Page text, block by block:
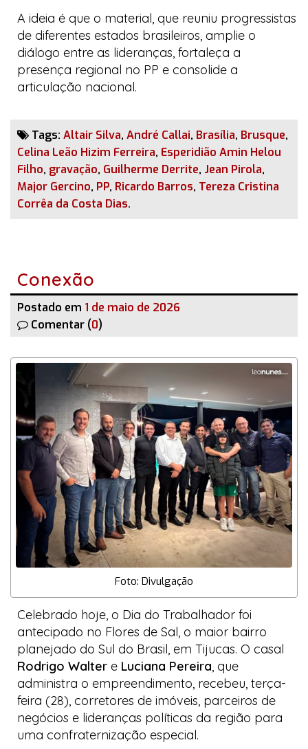
A ideia é que o material, que reuniu progressistas
de diferentes estados brasileiros, amplie o
diálogo entre as lideranças, fortaleça a
presença regional no PP e consolide a
articulação nacional.
Tags: Altair Silva, André Callai, Brasília, Brusque,
Celina Leão Hizim Ferreira, Esperidião Amin Helou
Filho, gravação, Guilherme Derrite, Jean Pirola,
Major Gercino, PP, Ricardo Barros, Tereza Cristina
Corrêa da Costa Dias.
Conexão
Postado em 1 de maio de 2026
Comentar (0)
Foto: Divulgação
Celebrado hoje, o Dia do Trabalhador foi
antecipado no Flores de Sal, o maior bairro
planejado do Sul do Brasil, em Tijucas. O casal
Rodrigo Walter e Luciana Pereira, que
administra o empreendimento, recebeu, terça-
feira (28), corretores de imóveis, parceiros de
negócios e lideranças políticas da região para
uma confraternização especial.